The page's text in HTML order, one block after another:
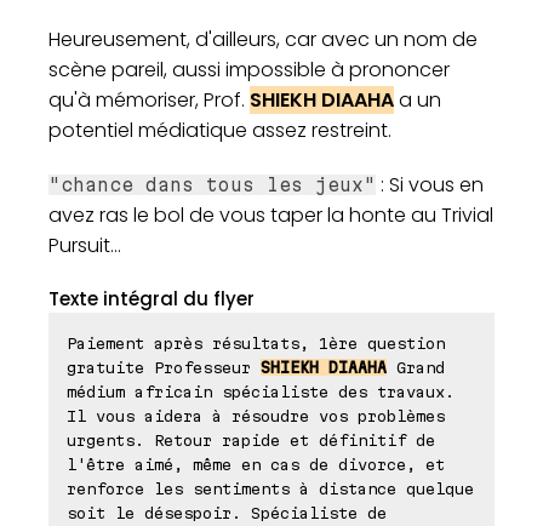
Heureusement, d'ailleurs, car avec un nom de
scène pareil, aussi impossible à prononcer
qu'à mémoriser, Prof. SHIEKH DIAAHAa un
potentiel médiatique assez restreint.
"chance dans tous les jeux" : Si vous en
avez ras le bol de vous taper la honte au Trivial
Pursuit...
Texte intégral du flyer
Paiement après résultats, 1ère question
gratuite Professeur SHIEKH DIAAHA Grand
médium africain spécialiste des travaux.
Il vous aidera à résoudre vos problèmes
urgents. Retour rapide et définitif de
l'être aimé, même en cas de divorce, et
renforce les sentiments à distance quelque
soit le désespoir. Spécialiste de